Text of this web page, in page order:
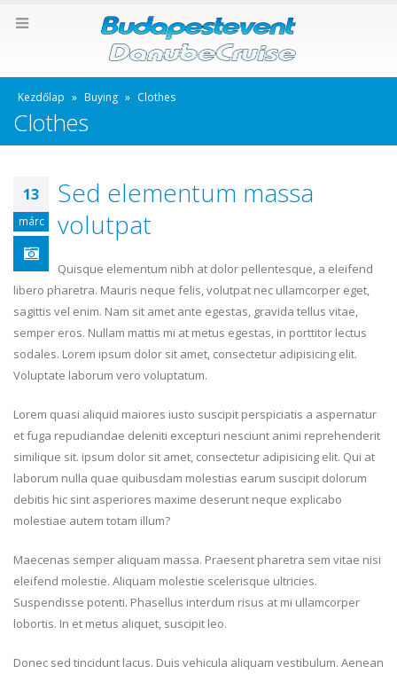
Kezdőlap » Buying » Clothes
Clothes
13
márc
Sed elementum massa
volutpat
Quisque elementum nibh at dolor pellentesque, a eleifend
libero pharetra. Mauris neque felis, volutpat nec ullamcorper eget,
sagittis vel enim. Nam sit amet ante egestas, gravida tellus vitae,
semper eros. Nullam mattis mi at metus egestas, in porttitor lectus
sodales. Lorem ipsum dolor sit amet, consectetur adipisicing elit.
Voluptate laborum vero voluptatum.
Lorem quasi aliquid maiores iusto suscipit perspiciatis a aspernatur
et fuga repudiandae deleniti excepturi nesciunt animi reprehenderit
similique sit. ipsum dolor sit amet, consectetur adipisicing elit. Qui at
laborum nulla quae quibusdam molestias earum suscipit dolorum
debitis hic sint asperiores maxime deserunt neque explicabo
molestiae autem totam illum?
Maecenas semper aliquam massa. Praesent pharetra sem vitae nisi
eleifend molestie. Aliquam molestie scelerisque ultricies.
Suspendisse potenti. Phasellus interdum risus at mi ullamcorper
lobortis. In et metus aliquet, suscipit leo.
Donec sed tincidunt lacus. Duis vehicula aliquam vestibulum. Aenean